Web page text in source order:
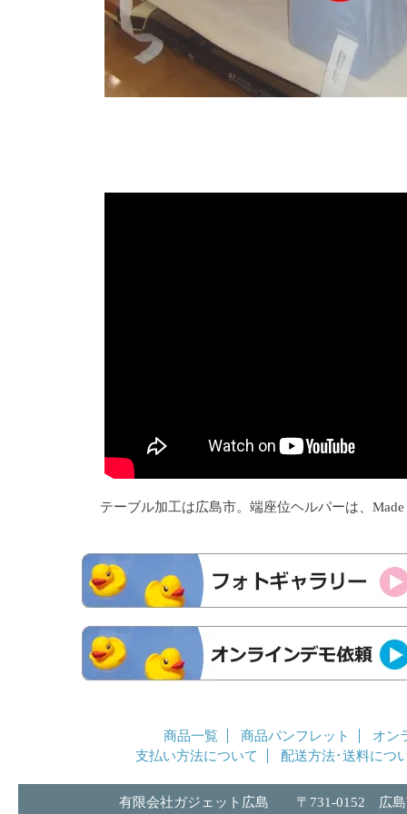
テーブル加工は広島市。端座位ヘルパーは、
商品一覧 商品パンフレット
オン
支払い方法について
配送方法･送料につ
有限会社ガジェット広島 〒731-0152 広島